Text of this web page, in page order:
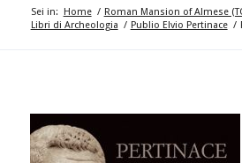
Sei in: Home / Roman Mansion of Almese
Libri di Archeologia / Publio Elvio Pertinace /